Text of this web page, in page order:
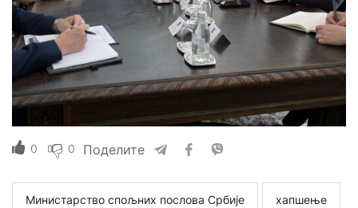
0 0 Поделите
Министарство спољних послова Србије хапшење